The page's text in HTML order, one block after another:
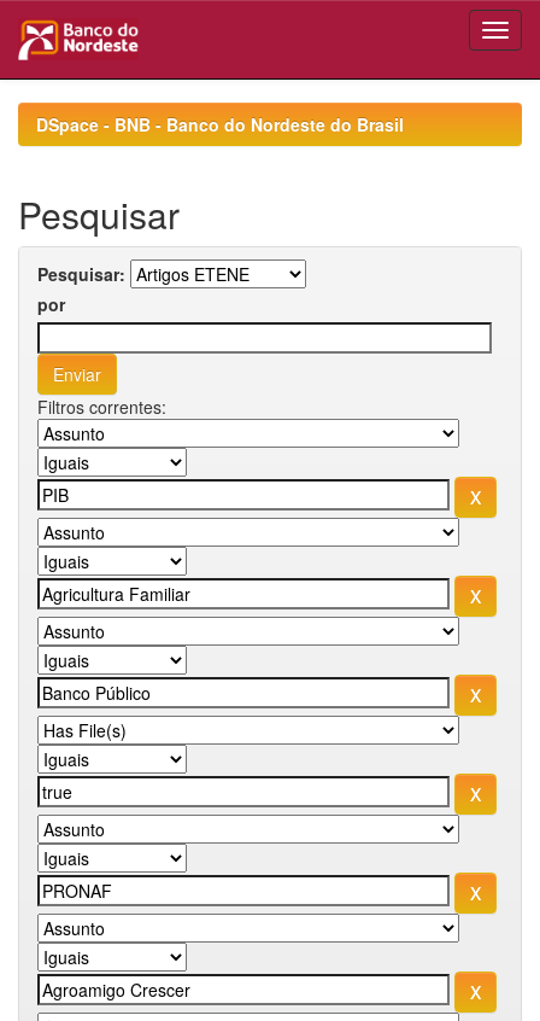
navigationDSpace - BNB - Banco do Nordeste do Brasil
Pesquisar
Pesquisar:
por
Filtros correntes: